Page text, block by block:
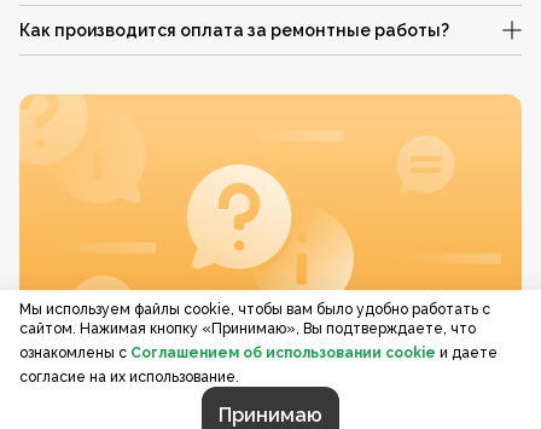
Как производится оплата за ремонтные работы?
Мы используем файлы cookie, чтобы вам было удобно работать с
сайтом. Нажимая кнопку «Принимаю», Вы подтверждаете, что
ознакомлены с Соглашением об использовании cookie и даете
согласие на их использование.
Принимаю